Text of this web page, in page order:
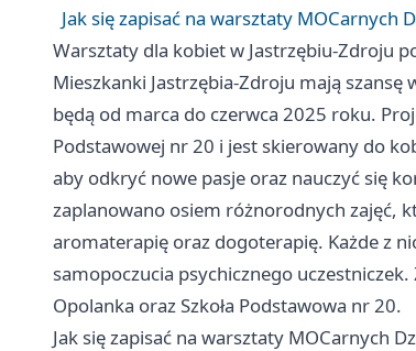
Jak się zapisać na warsztaty MOCarnych
Warsztaty dla kobiet w Jastrzębiu-Zdroju
Mieszkanki Jastrzębia-Zdroju mają szansę
będą od marca do czerwca 2025 roku.
Podstawowej nr 20 i jest skierowany do
aby odkryć nowe pasje oraz nauczyć się
zaplanowano osiem różnorodnych zajęć,
aromaterapię oraz dogoterapię. Każde z
samopoczucia psychicznego
Opolanka oraz Szkoła Podstawowa nr 20.
Jak się zapisać na warsztaty MOCarnych